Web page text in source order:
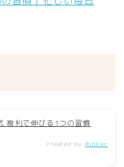
複利で伸びる1つの習慣
created by Rinker